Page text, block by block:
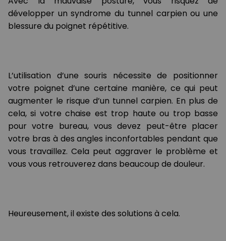
développer un syndrome du tunnel carpien ou une
blessure du poignet répétitive.
L’utilisation d’une souris nécessite de positionner
votre poignet d’une certaine manière, ce qui peut
augmenter le risque d’un tunnel carpien. En plus de
cela, si votre chaise est trop haute ou trop basse
pour votre bureau, vous devez peut-être placer
votre bras à des angles inconfortables pendant que
vous travaillez. Cela peut aggraver le problème et
vous vous retrouverez dans beaucoup de douleur.
Heureusement, il existe des solutions à cela.